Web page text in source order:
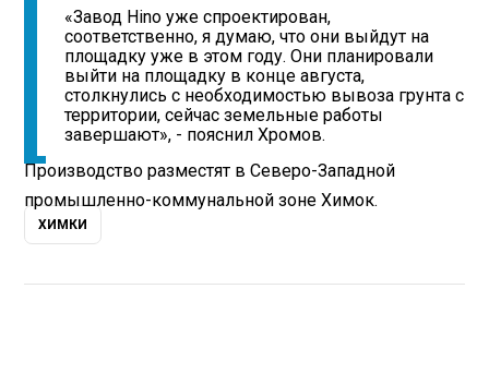
«Завод Hino уже спроектирован,
соответственно, я думаю, что они выйдут на
площадку уже в этом году. Они планировали
выйти на площадку в конце августа,
столкнулись с необходимостью вывоза грунта с
территории, сейчас земельные работы
завершают», - пояснил Хромов.
Производство разместят в Северо-Западной
промышленно-коммунальной зоне Химок.
ХИМКИ